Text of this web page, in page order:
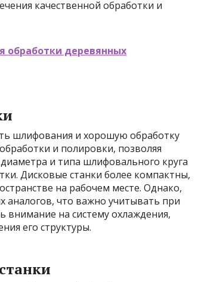
качественной обработки и
обработки деревянных
шлифования и хорошую обработку
и полировки, позволяя
и типа шлифовального круга
Дисковые станки более компактны,
на рабочем месте. Однако,
аналогов, что важно учитывать при
на систему охлаждения,
его структуры.